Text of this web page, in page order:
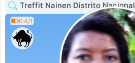
Treffit Nainen Distrito Nacional
0.4/1